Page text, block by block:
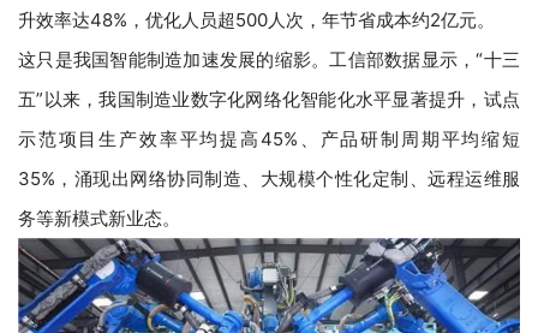
升效率达48%，优化人员超500人次，年节省成本约2亿元。
这只是我国智能制造加速发展的缩影。工信部数据显示，“十三
五”以来，我国制造业数字化网络化智能化水平显著提升，试点
示范项目生产效率平均提高45%、产品研制周期平均缩短
35%，涌现出网络协同制造、大规模个性化定制、远程运维服
务等新模式新业态。